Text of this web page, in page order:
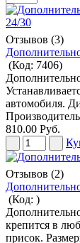
Отзывов (3)
(Код: 7406)
автомобиля.
810.00 Руб.
Отзывов (2)
(Код: )
крепится в
присок.